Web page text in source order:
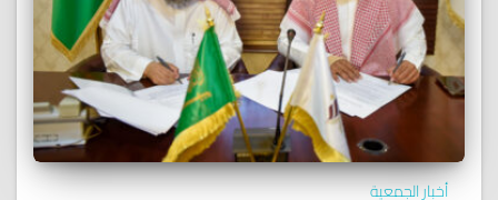
أخبار الجمعية